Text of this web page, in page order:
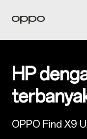
HP
OPPO Find X9